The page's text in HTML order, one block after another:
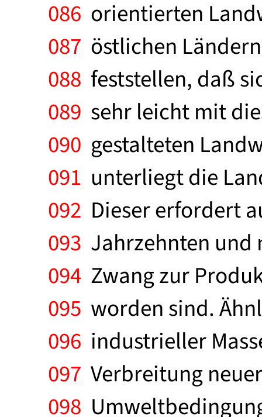
086 orientierten
087 östlichen
088 feststellen, daß
089 sehr leicht mit
090 gestalteten
091 unterliegt die
092 Dieser erfordert
093 Jahrzehnten und
094 Zwang zur
095 worden sind.
096 industrieller
097 Verbreitung
098